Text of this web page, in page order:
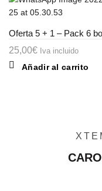
Oferta 5 + 1 – Pack 6
25,00€ Iva incluido
Añadir al carrito